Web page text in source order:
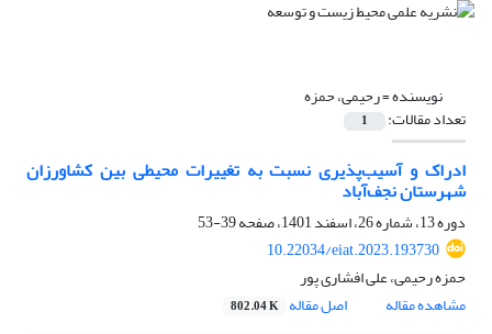
نویسنده =رحیمی، حمزه
تعداد مقالات: 1
ادراک و آسیب‌‌پذیری نسبت به تغییرات محیطی بین کشاورزان
شهرستان نجف‌‌آباد
دوره 13، شماره 26، اسفند 1401، صفحه
39-53
10.22034/eiat.2023.193730
حمزه رحیمی، علی افشاری پور
مشاهده مقاله
اصل مقاله 802.04 K